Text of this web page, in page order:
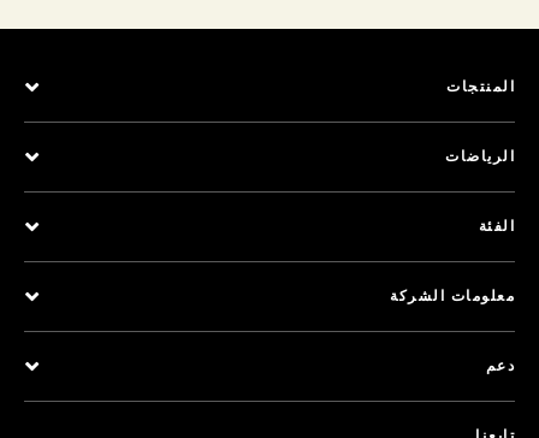
المنتجات
الرياضات
الفئة
معلومات الشركة
دعم